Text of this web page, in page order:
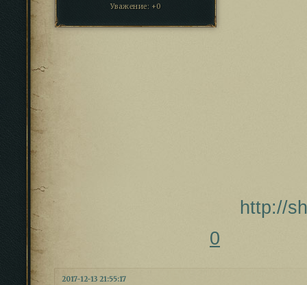
Уважение: +0
http://
0
2017-12-13 21:55:17